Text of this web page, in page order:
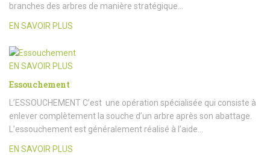
branches des arbres de manière stratégique…
EN SAVOIR PLUS
EN SAVOIR PLUS
Essouchement
L’ESSOUCHEMENT C’est une opération spécialisée qui consiste à
enlever complètement la souche d’un arbre après son abattage.
L’essouchement est généralement réalisé à l’aide…
EN SAVOIR PLUS